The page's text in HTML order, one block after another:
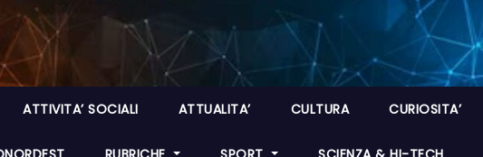
ATTIVITA’ SOCIALI ATTUALITA’ CULTURA CURIOSITA’